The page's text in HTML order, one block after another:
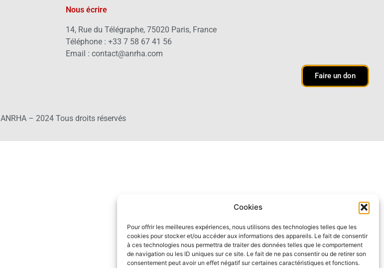
Cookies
Pour offrir les meilleures expériences, nous utilisons des technologies telles que les
cookies pour stocker et/ou accéder aux informations des appareils. Le fait de consentir
à ces technologies nous permettra de traiter des données telles que le comportement
de navigation ou les ID uniques sur ce site. Le fait de ne pas consentir ou de retirer son
consentement peut avoir un effet négatif sur certaines caractéristiques et fonctions.
Nous écrire
14, Rue du Télégraphe, 75020 Paris, France
Téléphone : +33 7 58 67 41 56
Email : contact@anrha.com
Faire un don
ANRHA – 2024 Tous droits réservés